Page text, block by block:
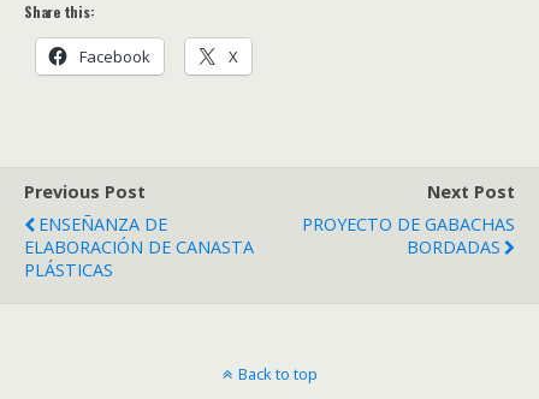
Share this:
Facebook X
Previous Post
ENSEÑANZA DE
ELABORACIÓN DE CANASTA
PLÁSTICAS
Next Post
PROYECTO DE GABACHAS
BORDADAS
Back to top